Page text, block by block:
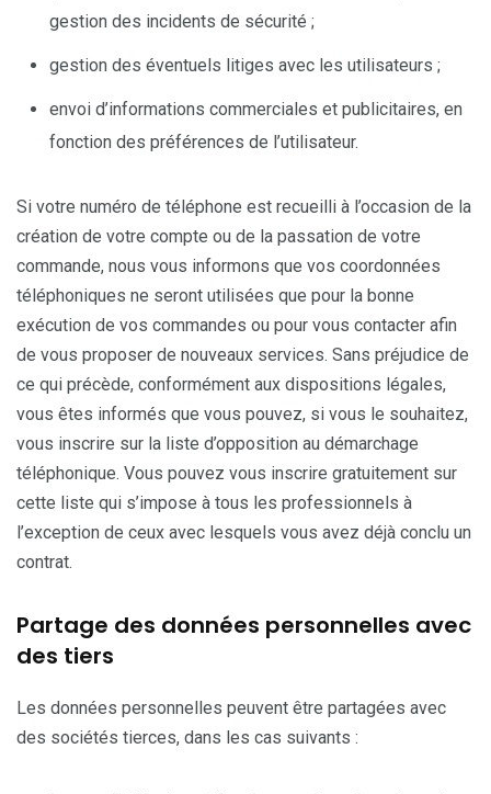
gestion des incidents de sécurité ;
gestion des éventuels litiges avec les utilisateurs ;
envoi d’informations commerciales et publicitaires, en
fonction des préférences de l’utilisateur.
Si votre numéro de téléphone est recueilli à l’occasion de la
création de votre compte ou de la passation de votre
commande, nous vous informons que vos coordonnées
téléphoniques ne seront utilisées que pour la bonne
exécution de vos commandes ou pour vous contacter afin
de vous proposer de nouveaux services. Sans préjudice de
ce qui précède, conformément aux dispositions légales,
vous êtes informés que vous pouvez, si vous le souhaitez,
vous inscrire sur la liste d’opposition au démarchage
téléphonique. Vous pouvez vous inscrire gratuitement sur
cette liste qui s’impose à tous les professionnels à
l’exception de ceux avec lesquels vous avez déjà conclu un
contrat.
Partage des données personnelles avec
des tiers
Les données personnelles peuvent être partagées avec
des sociétés tierces, dans les cas suivants :